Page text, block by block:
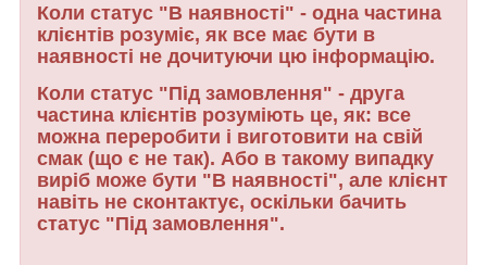
Коли статус "В наявності" - одна частина
клієнтів розуміє, як все має бути в
наявності не дочитуючи цю інформацію.
Коли статус "Під замовлення" - друга
частина клієнтів розуміють це, як: все
можна переробити і виготовити на свій
смак (що є не так). Або в такому випадку
виріб може бути "В наявності", але клієнт
навіть не сконтактує, оскільки бачить
статус "Під замовлення".